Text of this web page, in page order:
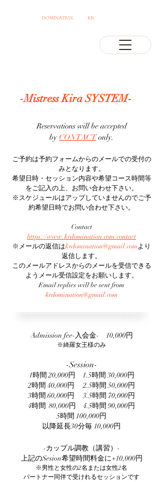
DOMINATRIX KRPROFESSIONAL MISTRESS
-Mistress Kira SYSTEM-
Reservations will be accepted
by CONTACTonly.
ご予約は予約フォームからのメールでの受付の
みとなります。
希望日時・セッション内容や希望コース時間等
をご記入の上、お問い合わせ下さい。​
※スケジュールはアップしていませんのでご予
約希望日時でお問い合わせ下さい。
Contact
https://www.krdomination.com/contact
※メールの返信はkrdomination@gmail.comより
返信します。
このメールアドレスからのメールを受信できる
ようメール受信設定をお願いします。
Email replies will be sent from
krdomination@gmail.com
Admission fee-入会金- 10,000円​
※綺羅女王様のみ
-Session-
1時間 20,000円 1.5時間 30,000円
2時間 40,000円 2.5時間 50,000円
3時間 60,000円 3.5時間 70,000円
4時間 80,000円 4.5時間 90,000円
5時間 100,000円
以降延長30分毎 10,000円
-カップル調教（講習）-
上記のSesion希望時間料金に+10,000円
※男性と女性の2名または女性2名
パートナー同伴で受けれるセッションです